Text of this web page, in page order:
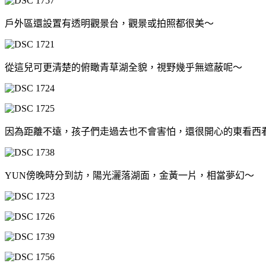
戶外區還設置有透明觀景台，觀景或拍照都很美～
從這兒可更清楚的俯瞰青草湖全貌，視野幾乎無遮蔽呢～
因為距離不遠，孩子們走過去也不會害怕，還很開心的東看西
YUN傍晚時分到訪，陽光灑落湖面，金黃一片，相當夢幻～